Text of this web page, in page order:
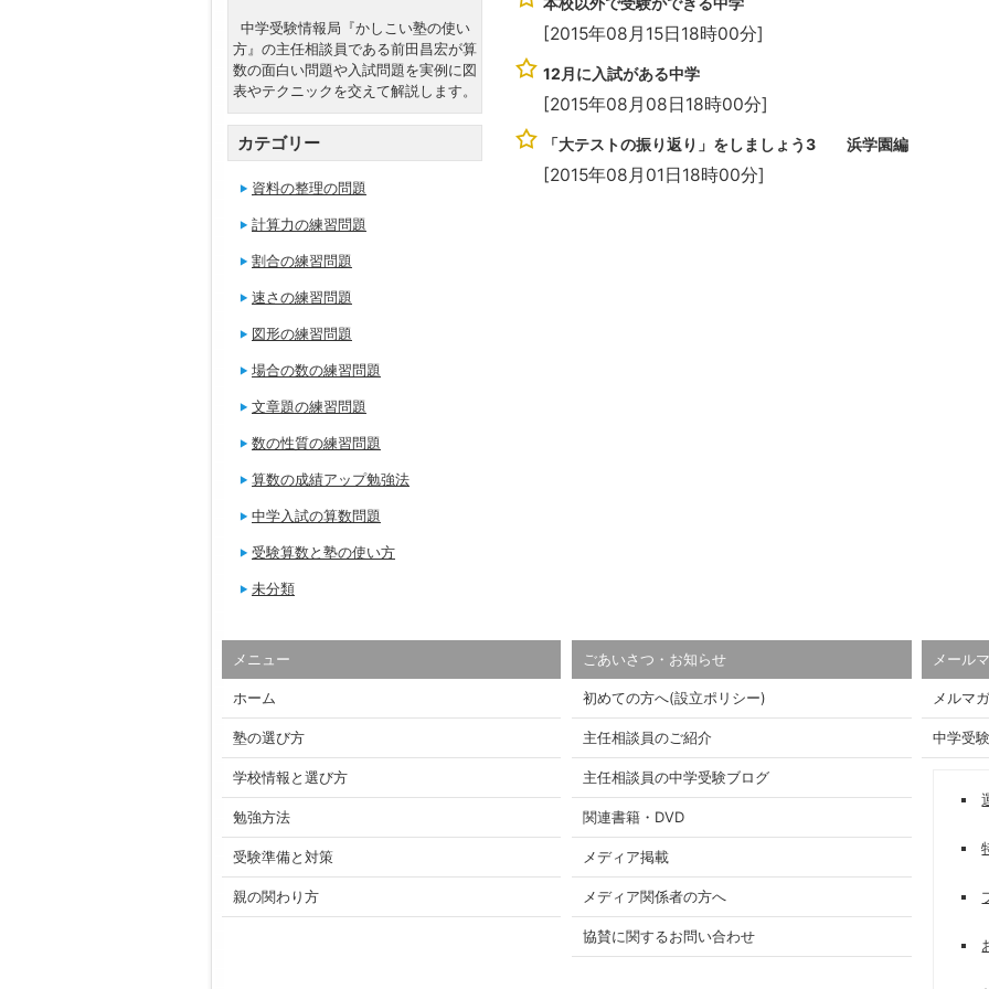
[2015年08月15日18時00分]
12月に入試がある中学
[2015年08月08日18時00分]
「大テストの振り返り」をしましょう3 浜学園編
[2015年08月01日18時00分]
中学受験情報局『かしこい塾の使い
方』の主任相談員である前田昌宏が算
数の面白い問題や入試問題を実例に図
表やテクニックを交えて解説します。
カテゴリー
資料の整理の問題
計算力の練習問題
割合の練習問題
速さの練習問題
図形の練習問題
場合の数の練習問題
文章題の練習問題
数の性質の練習問題
算数の成績アップ勉強法
中学入試の算数問題
受験算数と塾の使い方
未分類
メニュー
ホーム
塾の選び方
学校情報と選び方
勉強方法
受験準備と対策
親の関わり方
ごあいさつ・お知らせ
初めての方へ(設立ポリシー)
主任相談員のご紹介
主任相談員の中学受験ブログ
関連書籍・DVD
メディア掲載
メディア関係者の方へ
協賛に関するお問い合わせ
メール
メルマ
中学受